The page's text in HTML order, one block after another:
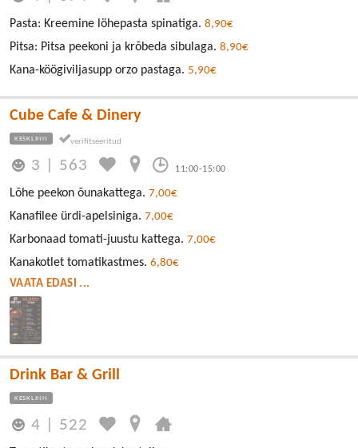
Pasta: Kreemine löhepasta spinatiga. 8,90€
Pitsa: Pitsa peekoni ja krõbeda sibulaga. 8,90€
Kana-köögiviljasupp orzo pastaga. 5,90€
Cube Cafe & Dinery
KESKLINN
3 563 11:00-15:00
Lõhe peekon õunakattega. 7,00€
Kanafilee ürdi-apelsiniga. 7,00€
Karbonaad tomati-juustu kattega. 7,00€
Kanakotlet tomatikastmes. 6,80€
VAATA EDASI ...
Drink Bar & Grill
KESKLINN
4 522